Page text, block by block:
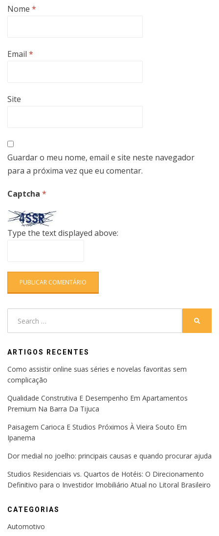
Nome *
Email *
Site
Guardar o meu nome, email e site neste navegador
para a próxima vez que eu comentar.
Captcha *
Type the text displayed above:
ARTIGOS RECENTES
Como assistir online suas séries e novelas favoritas sem
complicação
Qualidade Construtiva E Desempenho Em Apartamentos
Premium Na Barra Da Tijuca
Paisagem Carioca E Studios Próximos À Vieira Souto Em
Ipanema
Dor medial no joelho: principais causas e quando procurar ajuda
Studios Residenciais vs. Quartos de Hotéis: O Direcionamento
Definitivo para o Investidor Imobiliário Atual no Litoral Brasileiro
CATEGORIAS
Automotivo